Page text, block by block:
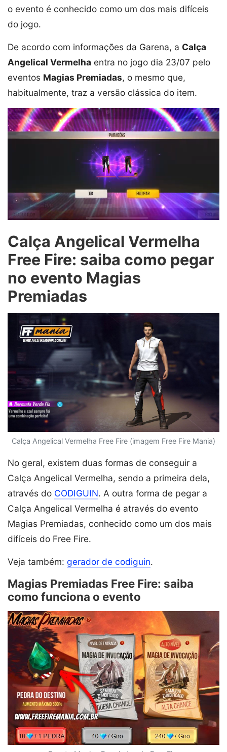
o evento é conhecido como um dos mais difíceis
do jogo.
De acordo com informações da Garena, a Calça
Angelical Vermelha entra no jogo dia 23/07 pelo
eventos Magias Premiadas, o mesmo que,
habitualmente, traz a versão clássica do item.
Calça Angelical Vermelha
Free Fire: saiba como pegar
no evento Magias
Premiadas
Calça Angelical Vermelha Free Fire (imagem Free Fire Mania)
No geral, existem duas formas de conseguir a
Calça Angelical Vermelha, sendo a primeira dela,
através do CODIGUIN. A outra forma de pegar a
Calça Angelical Vermelha é através do evento
Magias Premiadas, conhecido como um dos mais
difíceis do Free Fire.
Veja também: gerador de codiguin.
Magias Premiadas Free Fire: saiba
como funciona o evento